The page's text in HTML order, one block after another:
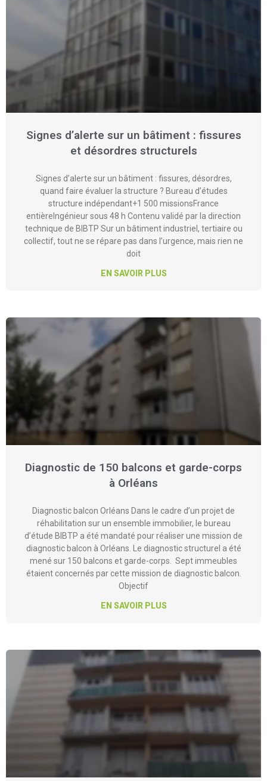
Signes d’alerte sur un bâtiment : fissures
et désordres structurels
Signes d’alerte sur un bâtiment : fissures, désordres,
quand faire évaluer la structure ? Bureau d’études
structure indépendant+1 500 missionsFrance
entièreIngénieur sous 48 h Contenu validé par la direction
technique de BIBTP Sur un bâtiment industriel, tertiaire ou
doit
Diagnostic de 150 balcons et garde-corps
à Orléans
Diagnostic balcon OrléansDans le cadre d’un projet de
réhabilitation sur un ensemble immobilier, le bureau
d’étude BIBTP a été mandaté pour réaliser une mission de
diagnostic balcon à Orléans. Le diagnostic structurel a été
mené sur 150 balcons et garde-corps. Sept immeubles
Objectif